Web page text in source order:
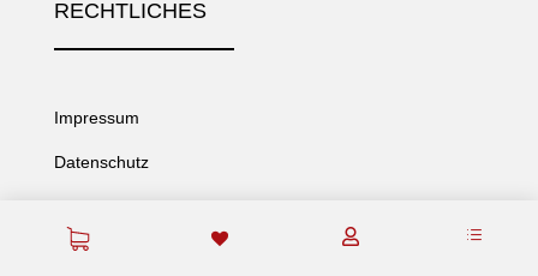
 d
RECHTLICHES
Impressum
Datenschutz
www.wko.at/stmk/maschinen